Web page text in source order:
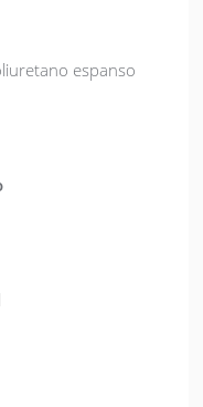
espanso